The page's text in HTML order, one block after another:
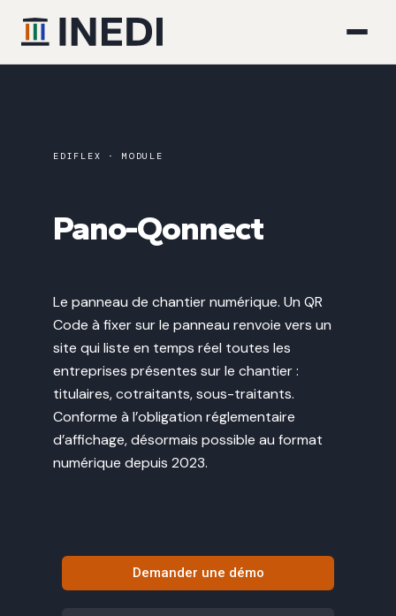
EDIFLEX · MODULE
Pano-Qonnect
Le panneau de chantier numérique. Un QR
Code à fixer sur le panneau renvoie vers un
site qui liste en temps réel toutes les
entreprises présentes sur le chantier :
titulaires, cotraitants, sous-traitants.
Conforme à l’obligation réglementaire
d’affichage, désormais possible au format
numérique depuis 2023.
Demander une démo